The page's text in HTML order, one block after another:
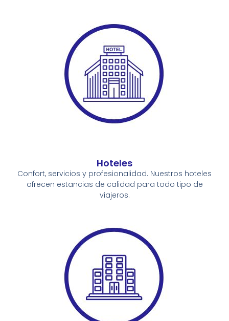
Hoteles
Confort, servicios y profesionalidad. Nuestros hoteles
ofrecen estancias de calidad para todo tipo de
viajeros.